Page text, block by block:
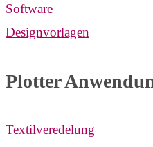
Software
Designvorlagen
Plotter
Textilveredelung